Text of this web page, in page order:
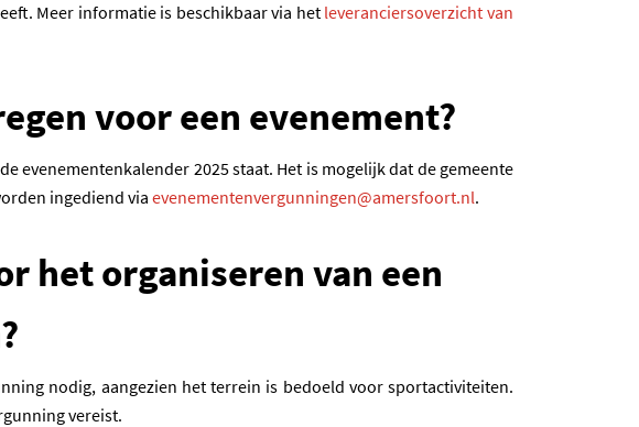
Meer informatie is beschikbaar via het leveranciersoverzicht van
voor een evenement?
evenementenkalender 2025 staat. Het is mogelijk dat de gemeente
ingediend via evenementenvergunningen@amersfoort.nl(opent in een nieuwe
.
het organiseren van een
nodig, aangezien het terrein is bedoeld voor sportactiviteiten.
vereist.